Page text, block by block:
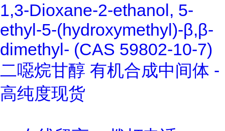
1,3-Dioxane-2-ethanol, 5-
ethyl-5-(hydroxymethyl)-β,β-
dimethyl- (CAS 59802-10-7)
二噁烷甘醇 有机合成中间体 -
高纯度现货